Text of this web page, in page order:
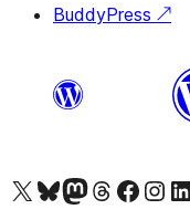
BuddyPress ↗
आमच्या X (एक्स) (पूर्वीचे ट्विटर) खात्याला भेट द्या आमच्या ब्लूस्की खात्याला भेट द्या.आमच्या Mastodon खात्याला भेट द्या.आमच्या थ्रेड्स खात्याला भेट द्या. आमच्या फेसबुक पेजला भेट द्या आमच्या इंस्टाग्राम खात्याला भेट द्या आमच्या लिंक्डइन खात्याला भेट द्या